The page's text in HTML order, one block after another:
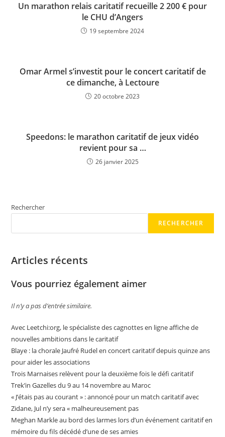
Un marathon relais caritatif recueille 2 200 € pour
le CHU d’Angers
19 septembre 2024
Omar Armel s’investit pour le concert caritatif de
ce dimanche, à Lectoure
20 octobre 2023
Speedons: le marathon caritatif de jeux vidéo
revient pour sa …
26 janvier 2025
Rechercher
RECHERCHER
Articles récents
Vous pourriez également aimer
Il n’y a pas d’entrée similaire.
Avec Leetchi:org, le spécialiste des cagnottes en ligne affiche de
nouvelles ambitions dans le caritatif
Blaye : la chorale Jaufré Rudel en concert caritatif depuis quinze ans
pour aider les associations
Trois Marnaises relèvent pour la deuxième fois le défi caritatif
Trek’in Gazelles du 9 au 14 novembre au Maroc
« J’étais pas au courant » : annoncé pour un match caritatif avec
Zidane, Jul n’y sera « malheureusement pas
Meghan Markle au bord des larmes lors d’un événement caritatif en
mémoire du fils décédé d’une de ses amies